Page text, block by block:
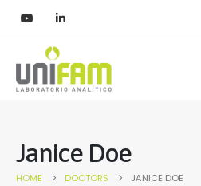
Janice Doe
HOME DOCTORS JANICE DOE